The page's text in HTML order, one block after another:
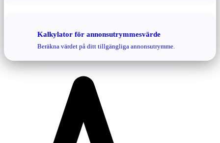
Kalkylator för annonsutrymmesvärde
Beräkna värdet på ditt tillgängliga annonsutrymme.